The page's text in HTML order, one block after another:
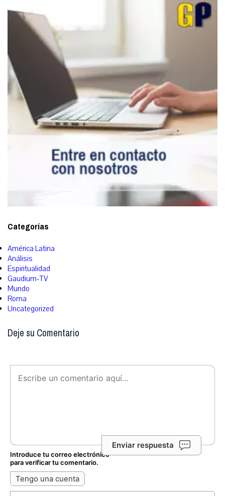
Categorías
América Latina
Análisis
Espiritualidad
Gaudium-TV
Mundo
Roma
Uncategorized
Deje su Comentario
Enviar respuesta
Introduce tu correo electrónico
para verificar tu comentario.
Tengo una cuenta